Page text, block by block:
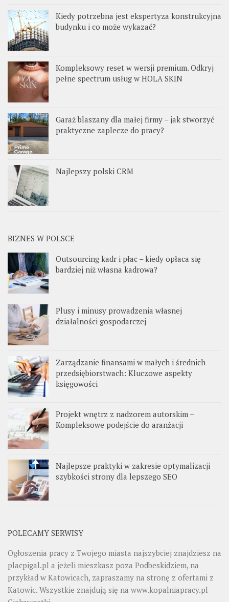
Kiedy potrzebna jest ekspertyza konstrukcyjna
budynku i co może wykazać?
Kompleksowy reset w wersji premium. Odkryj
pełne spectrum usług w HOLA SKIN
Garaż blaszany dla małej firmy – jak stworzyć
praktyczne zaplecze do pracy?
Najlepszy polski CRM
BIZNES W POLSCE
Outsourcing kadr i płac – kiedy opłaca się
bardziej niż własna kadrowa?
Plusy i minusy prowadzenia własnej
działalności gospodarczej
Zarządzanie finansami w małych i średnich
przedsiębiorstwach: Kluczowe aspekty
księgowości
Projekt wnętrz z nadzorem autorskim –
Kompleksowe podejście do aranżacji
Najlepsze praktyki w zakresie optymalizacji
szybkości strony dla lepszego SEO
POLECAMY SERWISY
Ogłoszenia pracy z Twojego miasta najszybciej znajdziesz na
placpigal.pl a jeżeli mieszkasz poza Podbeskidziem, na
przykład w Katowicach, zapraszamy na stronę z ofertami z
Katowic. Wszystkie znajdują się na www.kopalniapracy.pl